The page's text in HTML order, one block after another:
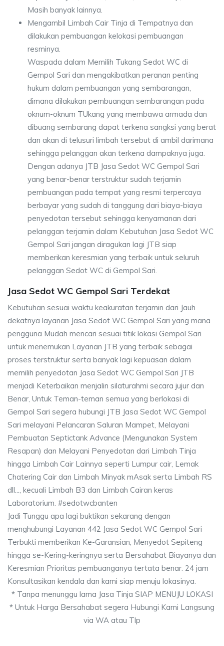
Masih banyak lainnya.
Mengambil Limbah Cair Tinja di Tempatnya dan
dilakukan pembuangan kelokasi pembuangan
resminya.
Waspada dalam Memilih Tukang Sedot WC di
Gempol Sari dan mengakibatkan peranan penting
hukum dalam pembuangan yang sembarangan,
dimana dilakukan pembuangan sembarangan pada
oknum-oknum TUkang yang membawa armada dan
dibuang sembarang dapat terkena sangksi yang berat
dan akan di telusuri limbah tersebut di ambil darimana
sehingga pelanggan akan terkena dampaknya juga.
Dengan adanya JTB Jasa Sedot WC Gempol Sari
yang benar-benar terstruktur sudah terjamin
pembuangan pada tempat yang resmi terpercaya
berbayar yang sudah di tanggung dari biaya-biaya
penyedotan tersebut sehingga kenyamanan dari
pelanggan terjamin dalam Kebutuhan Jasa Sedot WC
Gempol Sari jangan diragukan lagi JTB siap
memberikan keresmian yang terbaik untuk seluruh
pelanggan Sedot WC di Gempol Sari.
Jasa Sedot WC Gempol Sari Terdekat
Kebutuhan sesuai waktu keakuratan terjamin dari Jauh
dekatnya layanan Jasa Sedot WC Gempol Sari yang mana
pengguna Mudah mencari sesuai titik lokasi Gempol Sari
untuk menemukan Layanan JTB yang terbaik sebagai
proses terstruktur serta banyak lagi kepuasan dalam
memilih penyedotan Jasa Sedot WC Gempol Sari JTB
menjadi Keterbaikan menjalin silaturahmi secara jujur dan
Benar, Untuk Teman-teman semua yang berlokasi di
Gempol Sari segera hubungi JTB Jasa Sedot WC Gempol
Sari melayani Pelancaran Saluran Mampet, Melayani
Pembuatan Septictank Advance (Mengunakan System
Resapan) dan Melayani Penyedotan dari Limbah Tinja
hingga Limbah Cair Lainnya seperti Lumpur cair, Lemak
Chatering Cair dan Limbah Minyak mAsak serta Limbah RS
dll..., kecuali Limbah B3 dan Limbah Cairan keras
Laboratorium. #sedotwcbanten
Jadi Tunggu apa lagi buktikan sekarang dengan
menghubungi Layanan 442 Jasa Sedot WC Gempol Sari
Terbukti memberikan Ke-Garansian, Menyedot Sepiteng
hingga se-Kering-keringnya serta Bersahabat Biayanya dan
Keresmian Prioritas pembuanganya tertata benar. 24 jam
Konsultasikan kendala dan kami siap menuju lokasinya.
* Tanpa menunggu lama Jasa Tinja SIAP MENUJU LOKASI
* Untuk Harga Bersahabat segera Hubungi Kami Langsung
via WA atau Tlp